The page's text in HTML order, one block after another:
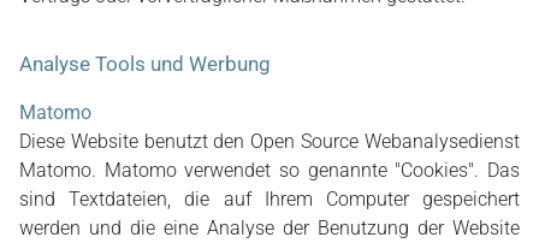
Analyse Tools und Werbung
Matomo
Diese Website benutzt den Open Source Webanalysedienst
Matomo. Matomo verwendet so genannte "Cookies". Das
sind Textdateien, die auf Ihrem Computer gespeichert
werden und die eine Analyse der Benutzung der Website